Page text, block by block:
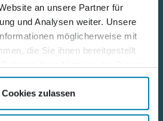
an unsere Partner für
und Analysen weiter. Unsere
möglicherweise mit
die Sie ihnen bereitgestellt
Cookies zulassen